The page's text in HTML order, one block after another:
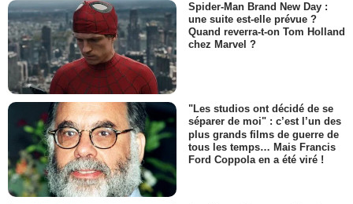
Spider-Man Brand New Day :
une suite est-elle prévue ?
Quand reverra-t-on Tom Holland
chez Marvel ?
"Les studios ont décidé de se
séparer de moi" : c’est l’un des
plus grands films de guerre de
tous les temps… Mais Francis
Ford Coppola en a été viré !